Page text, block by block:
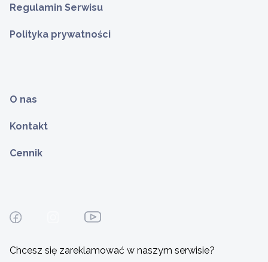
Regulamin Serwisu
Polityka prywatności
O nas
Kontakt
Cennik
Chcesz się zareklamować w naszym serwisie?